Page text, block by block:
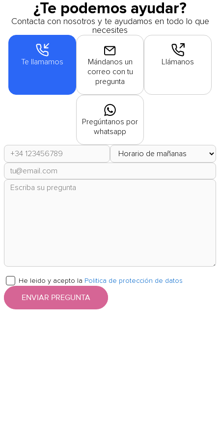
¿Te podemos ayudar?
Contacta con nosotros y te ayudamos en todo lo que
necesites
Te llamamos
Mándanos un
correo con tu
pregunta
Llámanos
Pregúntanos por
whatsapp
He leido y acepto la Politica de protección de datos
ENVIAR PREGUNTA